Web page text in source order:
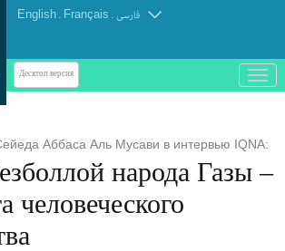
English . Français . فارسی
Десктоп-версия
باز
و
منو
Аббаса Аль Мусави в интервью IQNA:
народа Газы –
человеческого